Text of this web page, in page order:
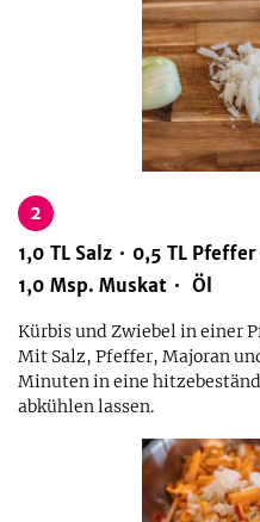
2
1,0 TL Salz 0,5 TL Pfeffer
1,0 Msp. Muskat Öl
Kürbis und Zwiebel in einer
Mit Salz, Pfeffer, Majoran
Minuten in eine
abkühlen lassen.